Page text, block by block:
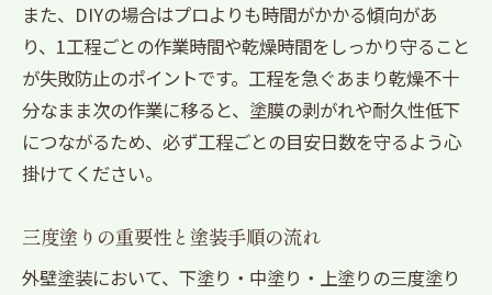
また、DIYの場合はプロよりも時間がかかる傾向があ
り、1工程ごとの作業時間や乾燥時間をしっかり守ること
が失敗防止のポイントです。工程を急ぐあまり乾燥不十
分なまま次の作業に移ると、塗膜の剥がれや耐久性低下
につながるため、必ず工程ごとの目安日数を守るよう心
掛けてください。
三度塗りの重要性と塗装手順の流れ
外壁塗装において、下塗り・中塗り・上塗りの三度塗り